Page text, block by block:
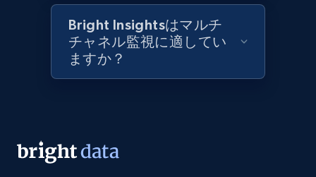
products using specified keywords
URL, Product id, Title, Images, Final price,
Currency, Discount, Initial price, and more.
1.1K+ 149+ 今すぐ始める
Lazada - Products
Bright Insightsはマルチ
チャネル監視に適してい
ますか？